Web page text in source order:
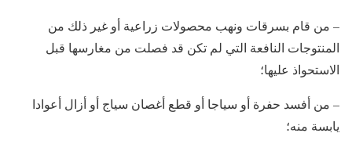
– من قام بسرقات ونهب محصولات زراعية أو غير ذلك من
المنتوجات النافعة التي لم تكن قد فصلت من مغارسها قبل
الاستحواذ عليها؛
– من أفسد حفرة أو سياجا أو قطع أغصان سياج أو أزال أعوادا
يابسة منه؛